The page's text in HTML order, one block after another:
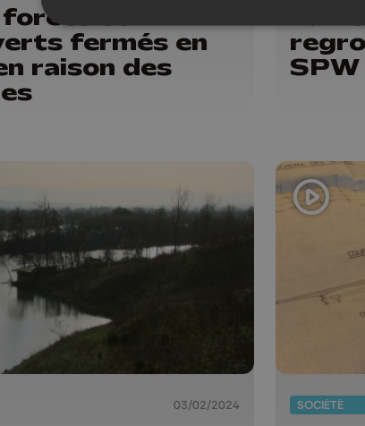
et
fermés en
raison des
03/02/2024 SOCIÉTÉ